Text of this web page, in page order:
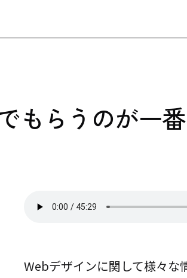
もらうのが一
Webデザインに関して様々な